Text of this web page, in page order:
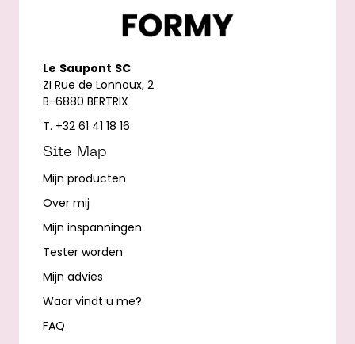
Le Saupont SC
ZI Rue de Lonnoux, 2
B-6880 BERTRIX
T. +32 61 41 18 16
Site Map
Mijn producten
Over mij
Mijn inspanningen
Tester worden
Mijn advies
Waar vindt u me?
FAQ